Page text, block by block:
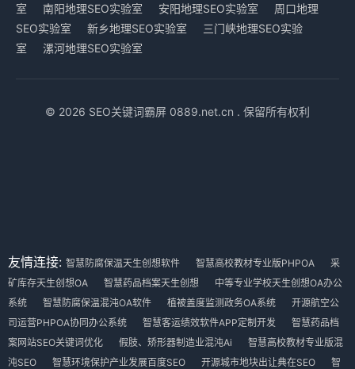
室
南阳地理SEO实验室 安阳地理SEO实验室
周口地理
SEO实验室
新乡地理SEO实验室
三门峡地理SEO实验
室
漯河地理SEO实验室
© 2026 SEO关键词霸屏 0889.net.cn . 保留所有权利
友情连接: 智慧防腐保温天生创想软件 智慧高校教材专业版PHPOA
采
矿库存天生创想OA
智慧药品档案天生创想
中等专业学校天生创想OA办公
系统
智慧防腐保温混沌OA软件 植被盖度监测政务OA系统
开源航空公
司运营PHPOA协同办公系统
智慧客运绩效软件APP定制开发
智慧药品档
案网站SEO关键词优化
假肢、矫形器制造业混沌Ai
智慧高校教材专业版混
沌SEO
智慧环境保护产业发展百度SEO 开源城市地块出让典在SEO
智